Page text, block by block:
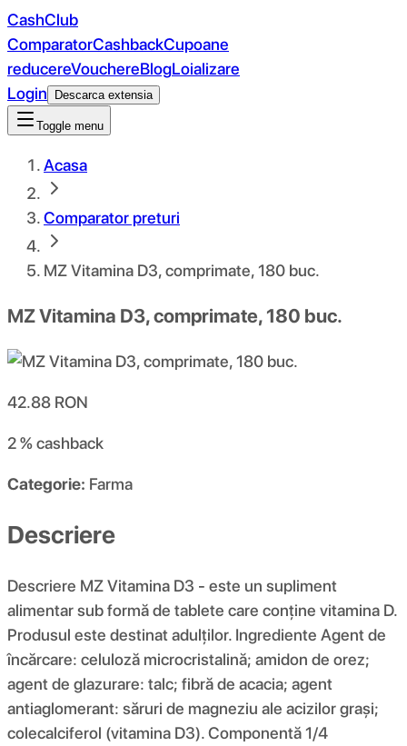
CashClub
ComparatorCashbackCupoane
reducereVouchereBlogLoializare
Login
Descarca extensia
Toggle menu
Acasa
Comparator preturi
MZ Vitamina D3, comprimate, 180 buc.
MZ Vitamina D3, comprimate, 180 buc.
42.88 RON
2 %cashback
Categorie: Farma
Descriere
Descriere MZ Vitamina D3 - este un supliment
alimentar sub formă de tablete care conține vitamina D.
Produsul este destinat adulților. Ingrediente Agent de
încărcare: celuloză microcristalină; amidon de orez;
agent de glazurare: talc; fibră de acacia; agent
antiaglomerant: săruri de magneziu ale acizilor grași;
colecalciferol (vitamina D3). Componentă 1/4